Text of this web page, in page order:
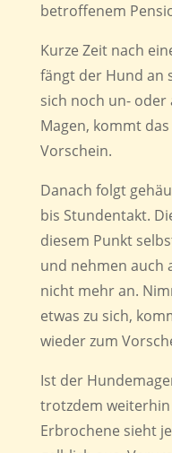
betroffenem
Kurze Zeit nach
fängt der Hund an
sich noch un-
Magen, kommt
Vorschein.
Danach folgt
bis Stundentakt.
diesem Punkt
und nehmen auch
nicht mehr an.
etwas zu sich,
wieder zum
Ist der
trotzdem weiterhin
Erbrochene sieht